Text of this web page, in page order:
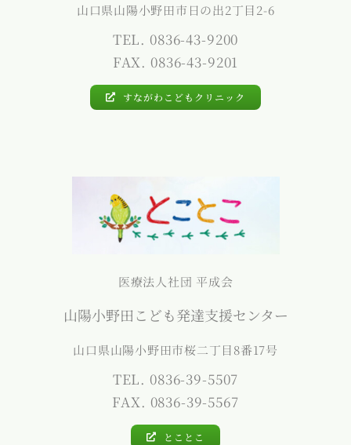
山口県山陽小野田市日の出2丁目2-6
TEL. 0836-43-9200
FAX. 0836-43-9201
すながわこどもクリニック
医療法人社団 平成会
山陽小野田こども発達支援センター
山口県山陽小野田市桜二丁目8番17号
TEL. 0836-39-5507
FAX. 0836-39-5567
とことこ